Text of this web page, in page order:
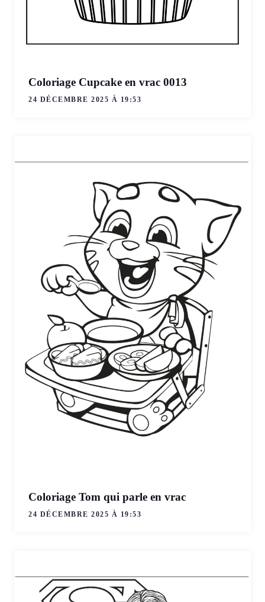
Coloriage Cupcake en vrac 0013
24 DÉCEMBRE 2025 À 19:53
Coloriage Tom qui parle en vrac
24 DÉCEMBRE 2025 À 19:53